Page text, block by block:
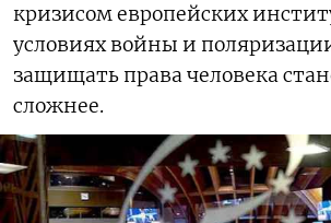
кризисом европейских
условиях войны и
защищать права человека
сложнее.